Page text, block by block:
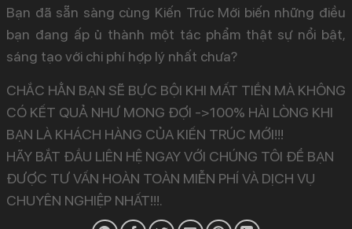
Bạn đã sẵn sàng cùng Kiến Trúc Mới biến những điều
bạn đang ấp ủ thành một tác phẩm thật sự nổi bật,
sáng tạo với chi phí hợp lý nhất chưa?
CHẮC HẲN BẠN SẼ BỰC BỘI KHI MẤT TIỀN MÀ KHÔNG
CÓ KẾT QUẢ NHƯ MONG ĐỢI ->100% HÀI LÒNG KHI
BẠN LÀ KHÁCH HÀNG CỦA KIẾN TRÚC MỚI!!!
HÃY BẮT ĐẦU LIÊN HỆ NGAY VỚI CHÚNG TÔI ĐỂ BẠN
ĐƯỢC TƯ VẤN HOÀN TOÀN MIỄN PHÍ VÀ DỊCH VỤ
CHUYÊN NGHIỆP NHẤT!!!.